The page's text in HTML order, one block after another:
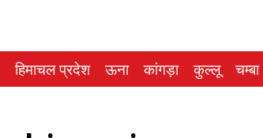
हिमाचल प्रदेश ऊना कांगड़ा कुल्लू चम्बा